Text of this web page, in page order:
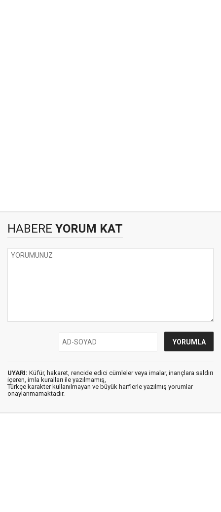
HABERE YORUM KAT
UYARI: Küfür, hakaret, rencide edici cümleler veya imalar, inançlara saldırı
içeren, imla kuralları ile yazılmamış,
Türkçe karakter kullanılmayan ve büyük harflerle yazılmış yorumlar
onaylanmamaktadır.